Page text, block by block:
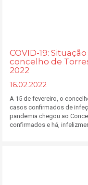
COVID-19:
concelho de
2022
16.02.2022
A 15 de fevereiro, o
casos confirmados de
pandemia chegou ao
confirmados e há,